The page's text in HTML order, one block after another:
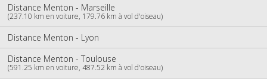
Distance Menton - Marseille
(237.10 km en voiture, 179.76 km à vol d'oiseau)
Distance Menton - Lyon
Distance Menton - Toulouse
(591.25 km en voiture, 487.52 km à vol d'oiseau)